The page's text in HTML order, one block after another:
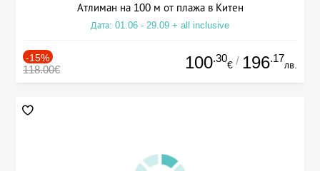
Атлиман на 100 м от плажа в Китен
Дата: 01.06 - 29.09 + all inclusive
-15%
118.00€ 100.30
€ / 196.17
лв.